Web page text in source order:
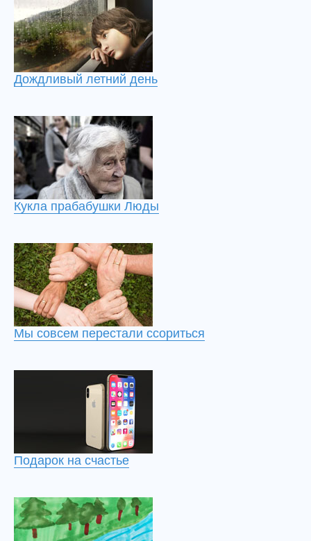
Дождливый летний день
Кукла прабабушки Люды
Мы совсем перестали ссориться
Подарок на счастье